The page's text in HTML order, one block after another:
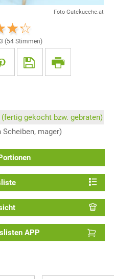
Foto Gutekueche.at
(54Stimmen)
(fertig gekocht bzw. gebraten)
Scheiben, mager)
Portionen
APP